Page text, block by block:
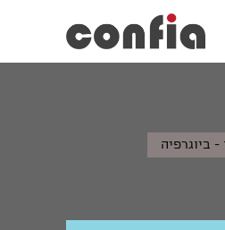
- ביוגרפיה